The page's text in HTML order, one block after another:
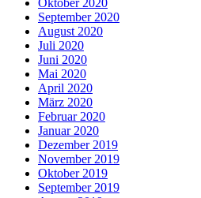
Oktober 2020
September 2020
August 2020
Juli 2020
Juni 2020
Mai 2020
April 2020
März 2020
Februar 2020
Januar 2020
Dezember 2019
November 2019
Oktober 2019
September 2019